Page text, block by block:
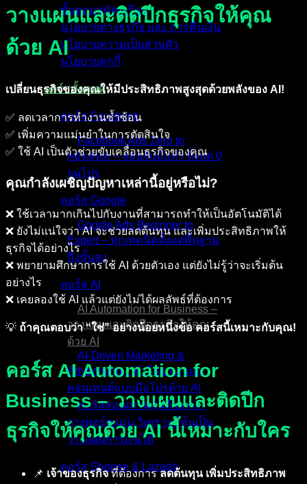
ขั้นตอนสมัครเรียน
นโยบายทางธุรกิจ และ การคืนเงิน
นโยบายความเป็นส่วนตัว
นโยบายคุกกี้
คอร์สทั้งหมด
คอร์ส Facebook
Facebook Ads Zero to
Advance – สอนจับมือทำ ตั้งแต่ 0
จนโปร
คอร์ส Google
Google Ads Beginner to
Expert – ทุกเทคนิคตั้งแต่พื้นฐาน
ถึงขั้นสูง
คอร์ส AI
AI Automation for Business –
วางแผนและติดปีกธุรกิจให้คุณ
ด้วย AI
AI-Driven Marketing &
Advertising – ทำโฆษณาและ
คอนเทนต์แบบมือโปรด้วย AI
คอร์สสอนเทรดหุ้นด้วย AI –
วางพอร์ตแม่น วิเคราะห์หุ้นเป็น
วางแผนการเงินได้
คอร์ส Shopee & Lazada
วางแผนและติดปีกธุรกิจให้คุณ
ด้วย AI
เปลี่ยนธุรกิจของคุณให้มีประสิทธิภาพสูงสุดด้วยพลังของ AI!
✅ ลดเวลาการทำงานซ้ำซ้อน
✅ เพิ่มความแม่นยำในการตัดสินใจ
✅ ใช้ AI เป็นตัวช่วยขับเคลื่อนธุรกิจของคุณ
คุณกำลังเผชิญปัญหาเหล่านี้อยู่หรือไม่?
❌ ใช้เวลามากเกินไปกับงานที่สามารถทำให้เป็นอัตโนมัติได้
❌ ยังไม่แน่ใจว่า AI จะช่วยลดต้นทุน และเพิ่มประสิทธิภาพให้
ธุรกิจได้อย่างไร
❌ พยายามศึกษาการใช้ AI ด้วยตัวเอง แต่ยังไม่รู้ว่าจะเริ่มต้น
อย่างไร
❌ เคยลองใช้ AI แล้วแต่ยังไม่ได้ผลลัพธ์ที่ต้องการ
💡 ถ้าคุณตอบว่า “ใช่” อย่างน้อยหนึ่งข้อ คอร์สนี้เหมาะกับคุณ!
คอร์ส AI Automation for
Business – วางแผนและติดปีก
ธุรกิจให้คุณด้วย AI นี้เหมาะกับใคร
📌 เจ้าของธุรกิจที่ต้องการลดต้นทุน เพิ่มประสิทธิภาพ